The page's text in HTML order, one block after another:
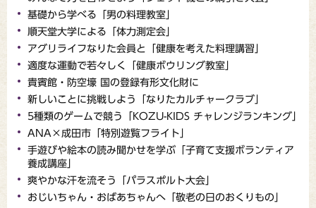
基礎から学べる「男の料理教室」
順天堂大学による「体力測定会」
アグリライフなりた会員と「健康を考えた料理講習」
適度な運動で若々しく「健康ボウリング教室」
貴賓館・防空壕 国の登録有形文化財に
新しいことに挑戦しよう「なりたカルチャークラブ」
5種類のゲームで競う「KOZU-KIDS チャレンジランキング」
ANA×成田市「特別遊覧フライト」
手遊びや絵本の読み聞かせを学ぶ「子育て支援ボランティア
養成講座」
爽やかな汗を流そう「パラスポルト大会」
おじいちゃん・おばあちゃんへ「敬老の日のおくりもの」